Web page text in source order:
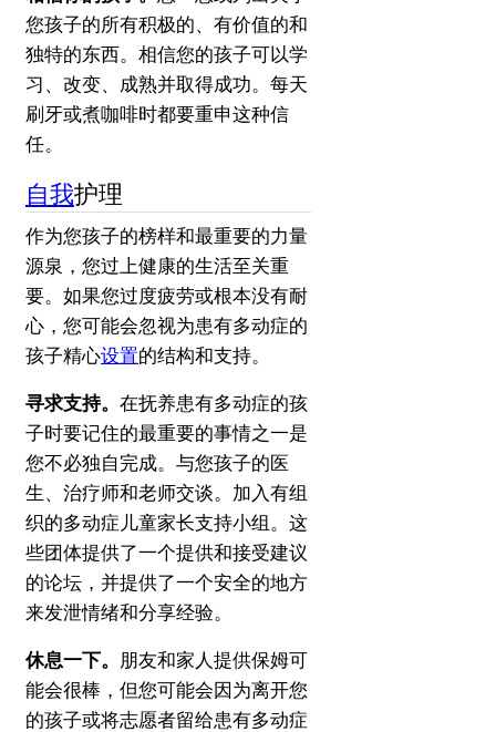
您孩子的所有积极的、有价值的和
独特的东西。 相信您的孩子可以学
习、改变、成熟并取得成功。 每天
刷牙或煮咖啡时都要重申这种信
任。
自我护理
作为您孩子的榜样和最重要的力量
源泉，您过上健康的生活至关重
要。 如果您过度疲劳或根本没有耐
心，您可能会忽视为患有多动症的
孩子精心设置的结构和支持。
寻求支持。 在抚养患有多动症的孩
子时要记住的最重要的事情之一是
您不必独自完成。 与您孩子的医
生、治疗师和老师交谈。 加入有组
织的多动症儿童家长支持小组。 这
些团体提供了一个提供和接受建议
的论坛，并提供了一个安全的地方
来发泄情绪和分享经验。
休息一下。
朋友和家人提供保姆可
能会很棒，但您可能会因为离开您
的孩子或将志愿者留给患有多动症